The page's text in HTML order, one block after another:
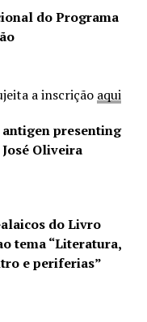
do Programa
a inscrição aqui
presenting
Oliveira
do Livro
tema “Literatura,
e periferias”